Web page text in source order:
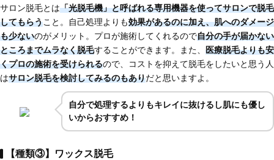
サロン脱毛とは「光脱毛機」と呼ばれる専用機器を使ってサロンで脱毛
してもらうこと。自己処理よりも効果があるのに加え、肌へのダメージ
も少ないのがメリット。プロが施術してくれるので自分の手が届かない
ところまでムラなく脱毛することができます。また、 医療脱毛よりも安
くプロの施術を受けられるので、コストを抑えて脱毛をしたいと思う人
はサロン脱毛を検討してみるのもありだと思いますよ。
自分で処理するよりもキレイに抜けるし肌にも優し
いからおすすめ！
【種類③】ワックス脱毛